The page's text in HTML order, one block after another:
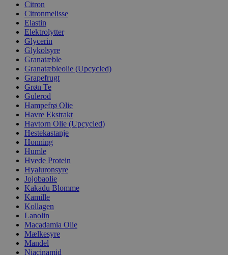
Citron
Citronmelisse
Elastin
Elektrolytter
Glycerin
Glykolsyre
Granatæble
Granatæbleolie (Upcycled)
Grapefrugt
Grøn Te
Gulerod
Hampefrø Olie
Havre Ekstrakt
Havtorn Olie (Upcycled)
Hestekastanje
Honning
Humle
Hvede Protein
Hyaluronsyre
Jojobaolie
Kakadu Blomme
Kamille
Kollagen
Lanolin
Macadamia Olie
Mælkesyre
Mandel
Niacinamid